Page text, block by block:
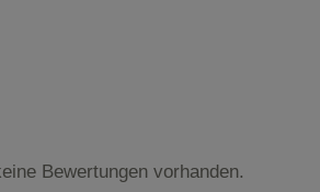
Bewertungen vorhanden.